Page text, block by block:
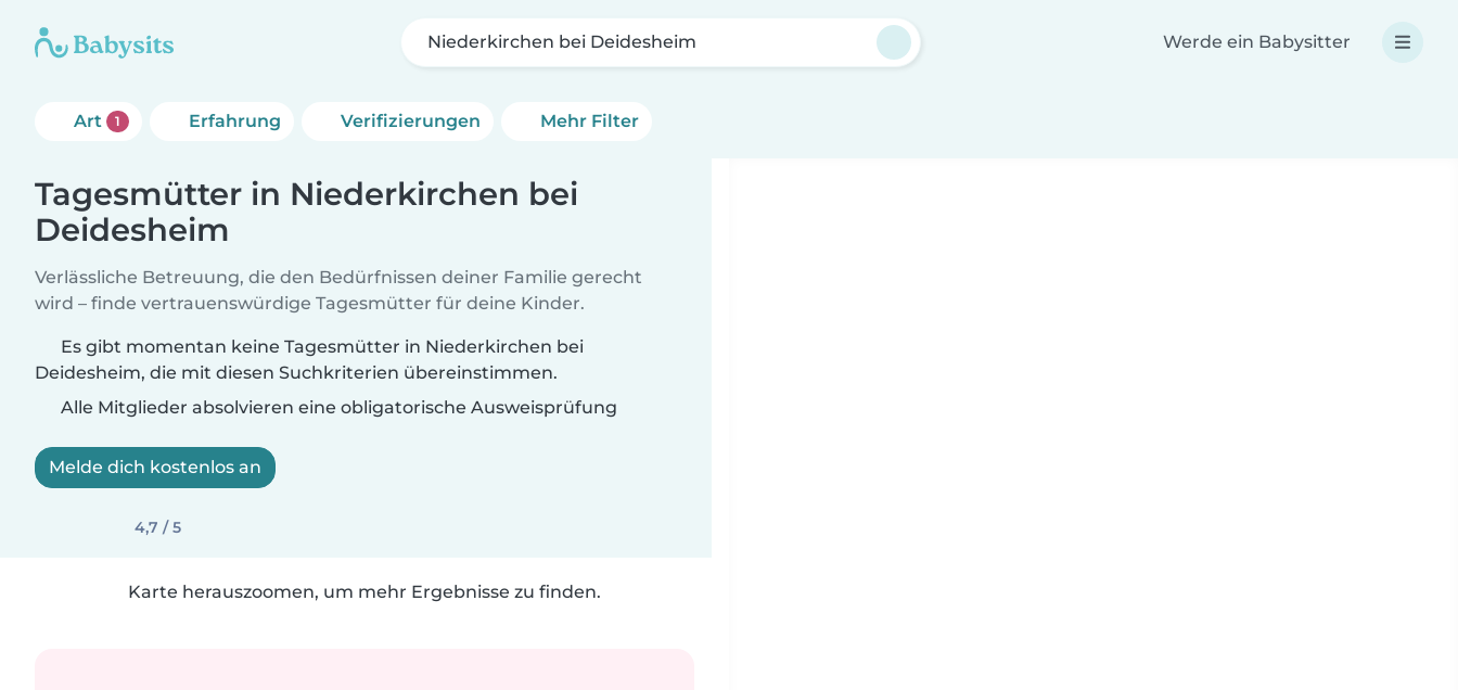
Niederkirchen bei Deidesheim Werde ein Babysitter
Art 1 Erfahrung Verifizierungen Mehr Filter
Tagesmütter in Niederkirchen bei
Deidesheim
Verlässliche Betreuung, die den Bedürfnissen deiner Familie gerecht
wird – finde vertrauenswürdige Tagesmütter für deine Kinder.
Es gibt momentan keine Tagesmütter in Niederkirchen bei
Deidesheim, die mit diesen Suchkriterien übereinstimmen.
Alle Mitglieder absolvieren eine obligatorische Ausweisprüfung
Melde dich kostenlos an
4,7 / 5
Karte herauszoomen, um mehr Ergebnisse zu finden.